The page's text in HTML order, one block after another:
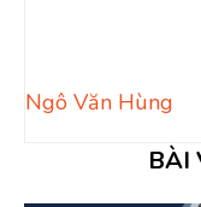
Ngô Văn Hùng
BÀI